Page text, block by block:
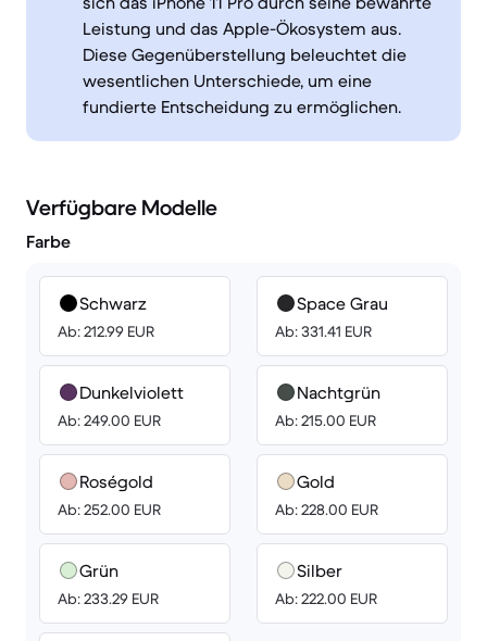
Leistung und das Apple-Ökosystem aus.
Diese Gegenüberstellung beleuchtet die
wesentlichen Unterschiede, um eine
fundierte Entscheidung zu ermöglichen.
Verfügbare Modelle
Farbe
Schwarz
Ab: 212.99 EUR
Dunkelviolett
Ab: 249.00 EUR
Roségold
Ab: 252.00 EUR
Grün
Ab: 233.29 EUR
Space Grau
Ab: 331.41 EUR
Nachtgrün
Ab: 215.00 EUR
Gold
Ab: 228.00 EUR
Silber
Ab: 222.00 EUR